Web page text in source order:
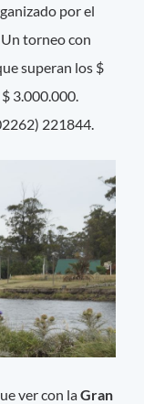
por el
torneo con
superan los $
3.000.000.
221844.
ver con laGran